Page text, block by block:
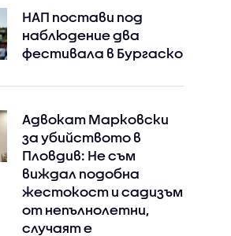
НАП постави под
наблюдение два
фестивала в Бургаско
Адвокат Марковски
за убийството в
Пловдив: Не съм
виждал подобна
жестокост и садизъм
от непълнолетни,
случаят е